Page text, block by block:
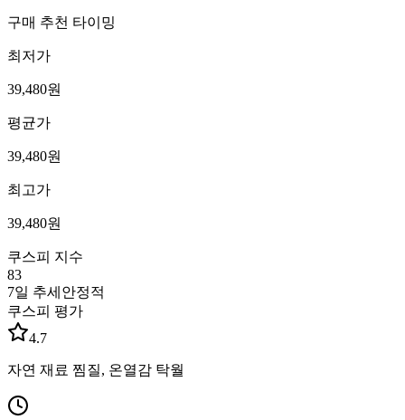
구매 추천 타이밍
최저가
39,480원
평균가
39,480원
최고가
39,480원
쿠스피 지수
83
7일 추세 안정적
쿠스피 평가
4.7
자연 재료 찜질, 온열감 탁월